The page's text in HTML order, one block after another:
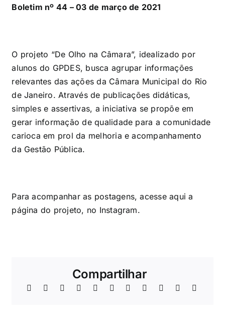
Boletim nº 44 – 03 de março de 2021
O projeto “De Olho na Câmara”, idealizado por
alunos do GPDES, busca agrupar informações
relevantes das ações da Câmara Municipal do Rio
de Janeiro. Através de publicações didáticas,
simples e assertivas, a iniciativa se propõe em
gerar informação de qualidade para a comunidade
carioca em prol da melhoria e acompanhamento
da Gestão Pública.
Para acompanhar as postagens, acesseaqui a
página do projeto, no Instagram.
Compartilhar